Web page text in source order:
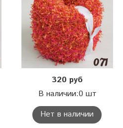
320 руб
В наличии:0 шт
Нет в наличии